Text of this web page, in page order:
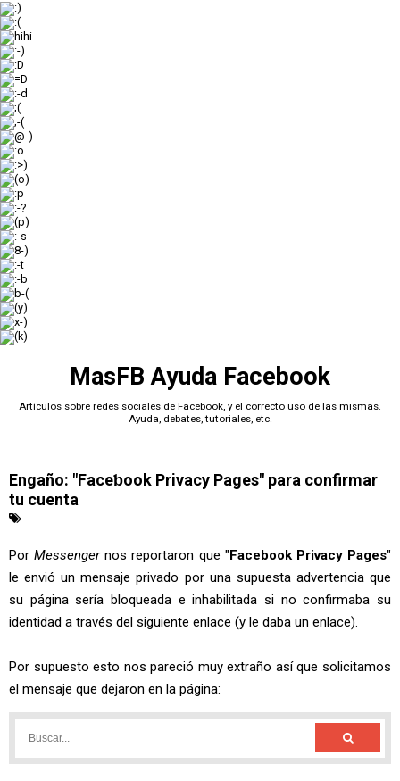
:)
:(
hihi
:-)
:D
=D
:-d
;(
;-(
@-)
:o
:>)
(o)
:p
:-?
(p)
:-s
8-)
:-t
:-b
b-(
(y)
x-)
(k)